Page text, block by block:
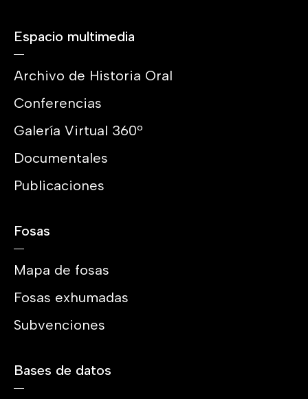
Espacio multimedia
Archivo de Historia Oral
Conferencias
Galería Virtual 360º
Documentales
Publicaciones
Fosas
Mapa de fosas
Fosas exhumadas
Subvenciones
Bases de datos